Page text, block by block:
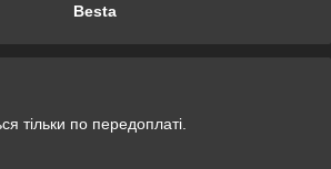
Besta
тільки по передоплаті.